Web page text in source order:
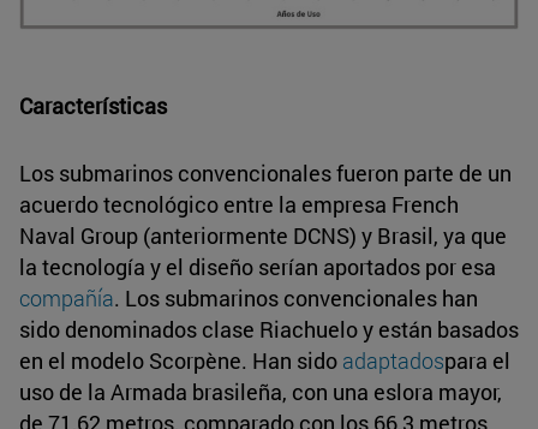
Características
Los submarinos convencionales fueron parte de un
acuerdo tecnológico entre la empresa French
Naval Group (anteriormente DCNS) y Brasil, ya que
la tecnología y el diseño serían aportados por esa
compañía. Los submarinos convencionales han
sido denominados clase Riachuelo y están basados
en el modelo Scorpène. Han sido adaptadospara el
uso de la Armada brasileña, con una eslora mayor,
de 71,62 metros, comparado con los 66,3 metros